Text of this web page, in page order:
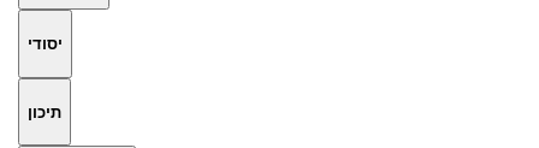
יסודי
תיכון